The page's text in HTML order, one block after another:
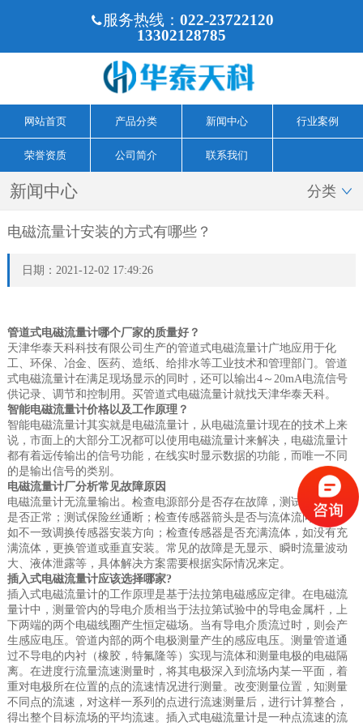
服务热线： 022-23722120
13302128785
网站首页 产品分类 新闻中心 行业案例
荣誉资质 公司简介 联系我们
新闻中心 分类 
电磁流量计安装的方式有哪些？
日期：2021-12-02 17:49:26
管道式电磁流量计哪个厂家的质量好？
天津华泰天科科技有限公司生产的管道式电磁流量计广地应用于化
工、环保、冶金、医药、造纸、给排水等工业技术和管理部门。管道
式电磁流量计在满足现场显示的同时，还可以输出4～20mA电流信号
供记录、调节和控制用。买管道式电磁流量计就找天津华泰天科。
智能电磁流量计价格以及工作原理？
智能电磁流量计其实就是电磁流量计，从电磁流量计现在的技术上来
说，市面上的大部分工况都可以使用电磁流量计来解决，电磁流量计
都有着远传输出的信号功能，在线实时显示数据的功能，而唯一不同
的是输出信号的类别。
电磁流量计厂分析常见故障原因
电磁流量计无流量输出。检查电源部分是否存在故障，测试电源电压
是否正常；测试保险丝通断；检查传感器箭头是否与流体流向一致，
如不一致调换传感器安装方向；检查传感器是否充满流体，如没有充
满流体，更换管道或垂直安装。常见的故障是无显示、瞬时流量波动
大、液体泄露等，具体解决方案需要根据实际情况来定。
插入式电磁流量计应该选择哪家?
插入式电磁流量计的工作原理是基于法拉第电磁感应定律。在电磁流
量计中，测量管内的导电介质相当于法拉第试验中的导电金属杆，上
下两端的两个电磁线圈产生恒定磁场。当有导电介质流过时，则会产
生感应电压。管道内部的两个电极测量产生的感应电压。测量管道通
过不导电的内衬（橡胶，特氟隆等）实现与流体和测量电极的电磁隔
离。在进度行流量流速测量时，将其电极深入到流场内某一平面，着
重对电极所在位置的点的流速情况进行测量。改变测量位置，知测量
不同点的流速，对这样一系列的点进行流速测量后，进行计算整合，
得出整个目标流场的平均流速。插入式电磁流量计是一种点流速的流